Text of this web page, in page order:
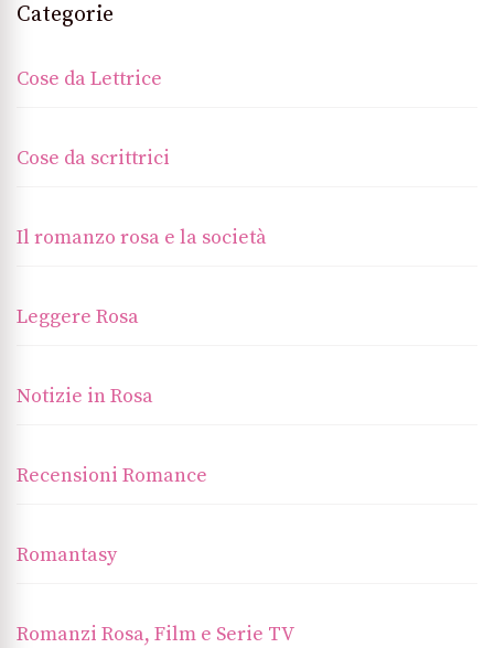
Categorie
Cose da Lettrice
Cose da scrittrici
Il romanzo rosa e la società
Leggere Rosa
Notizie in Rosa
Recensioni Romance
Romantasy
Romanzi Rosa, Film e Serie TV